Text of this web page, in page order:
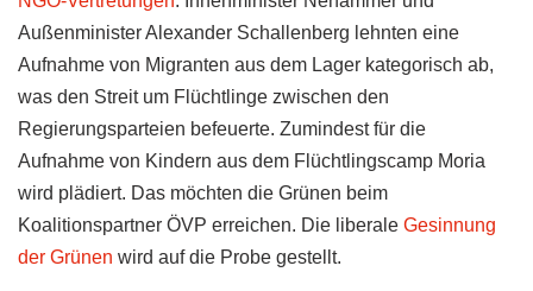
Außenminister Alexander Schallenberg lehnten eine
Aufnahme von Migranten aus dem Lager kategorisch ab,
was den Streit um Flüchtlinge zwischen den
Regierungsparteien befeuerte. Zumindest für die
Aufnahme von Kindern aus dem Flüchtlingscamp Moria
wird plädiert. Das möchten die Grünen beim
Koalitionspartner ÖVP erreichen. Die liberale Gesinnung
der Grünen wird auf die Probe gestellt.